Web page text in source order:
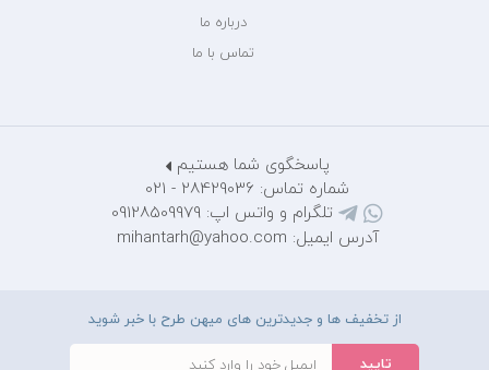
درباره ما
تماس با ما
پاسخگوی شما هستیم
شماره تماس: 28429036 - 021
تلگرام و واتس اپ: 09128509979
آدرس ایمیل: mihantarh@yahoo.com
از تخفیف ها و جدیدترین های میهن طرح با خبر شوید